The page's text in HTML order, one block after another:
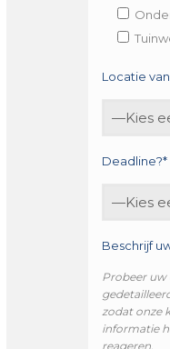
Locatie
Deadline?*
Beschrijf
Probeer uw
zodat onze
informatie
reageren.